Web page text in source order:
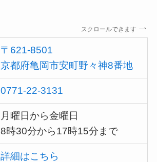
スクロールできます
〒621-8501
京都府亀岡市安町野々神8番地
0771-22-3131
月曜日から金曜日
8時30分から17時15分まで
詳細はこちら